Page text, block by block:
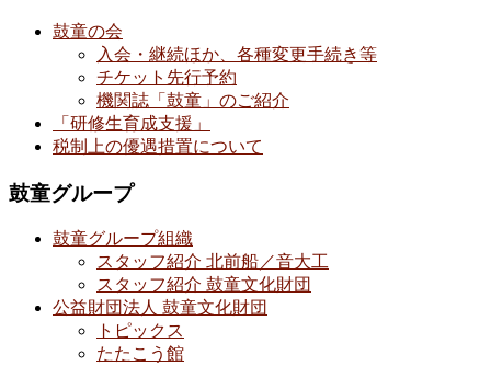
鼓童の会
入会・継続ほか、各種変更手続き等
チケット先行予約
機関誌「鼓童」のご紹介
「研修生育成支援」
税制上の優遇措置について
鼓童グループ
鼓童グループ組織
スタッフ紹介 北前船／音大工
スタッフ紹介 鼓童文化財団
公益財団法人 鼓童文化財団
トピックス
たたこう館